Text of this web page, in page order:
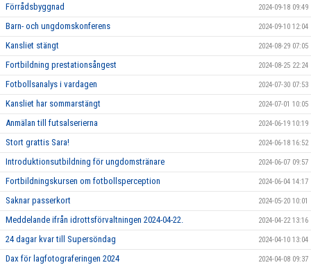
Förrådsbyggnad 2024-09-18 09:49
Barn- och ungdomskonferens 2024-09-10 12:04
Kansliet stängt 2024-08-29 07:05
Fortbildning prestationsångest 2024-08-25 22:24
Fotbollsanalys i vardagen 2024-07-30 07:53
Kansliet har sommarstängt 2024-07-01 10:05
Anmälan till futsalserierna 2024-06-19 10:19
Stort grattis Sara! 2024-06-18 16:52
Introduktionsutbildning för ungdomstränare 2024-06-07 09:57
Fortbildningskursen om fotbollsperception 2024-06-04 14:17
Saknar passerkort 2024-05-20 10:01
Meddelande ifrån idrottsförvaltningen 2024-04-22. 2024-04-22 13:16
24 dagar kvar till Supersöndag 2024-04-10 13:04
Dax för lagfotograferingen 2024 2024-04-08 09:37